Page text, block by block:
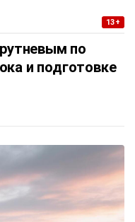
13+
по
и подготовке